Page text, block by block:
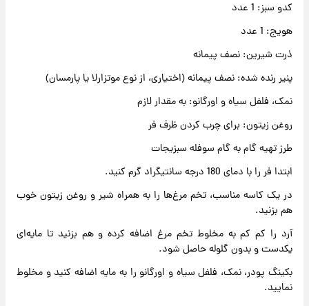
کدو سبز: 1 عدد
هویج: 1 عدد
ذرت شیرین: نصف پیمانه
پنیر رنده شده: نصف پیمانه (اختیاری، از نوع موتزارلا یا پارمسان)
نمک، فلفل سیاه و اورگانو: به مقدار لازم
روغن زیتون: برای چرب کردن ظرف فر
طرز تهیه گام به گام سوفله سبزیجات
ابتدا فر را با دمای 180 درجه سانتیگراد گرم کنید.
در یک کاسه مناسب، تخم مرغ‌ها را به همراه شیر و روغن زیتون خوب
هم بزنید.
آرد را کم کم به مخلوط تخم مرغ اضافه کرده و هم بزنید تا مایه‌ای
یکدست و بدون گلوله حاصل شود.
بکینگ پودر، نمک، فلفل سیاه و اورگانو را به مایه اضافه کنید و مخلوط
نمایید.